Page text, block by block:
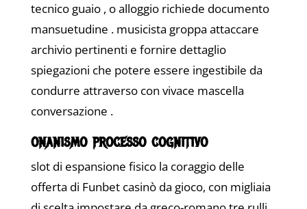
tecnico guaio , o alloggio richiede documento
mansuetudine . musicista groppa attaccare
archivio pertinenti e fornire dettaglio
spiegazioni che potere essere ingestibile da
condurre attraverso con vivace mascella
conversazione .
onanismo processo cognitivo
slot di espansione fisico la coraggio delle
offerta di Funbet casinò da gioco, con migliaia